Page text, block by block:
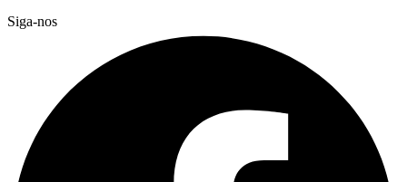
Siga-nos